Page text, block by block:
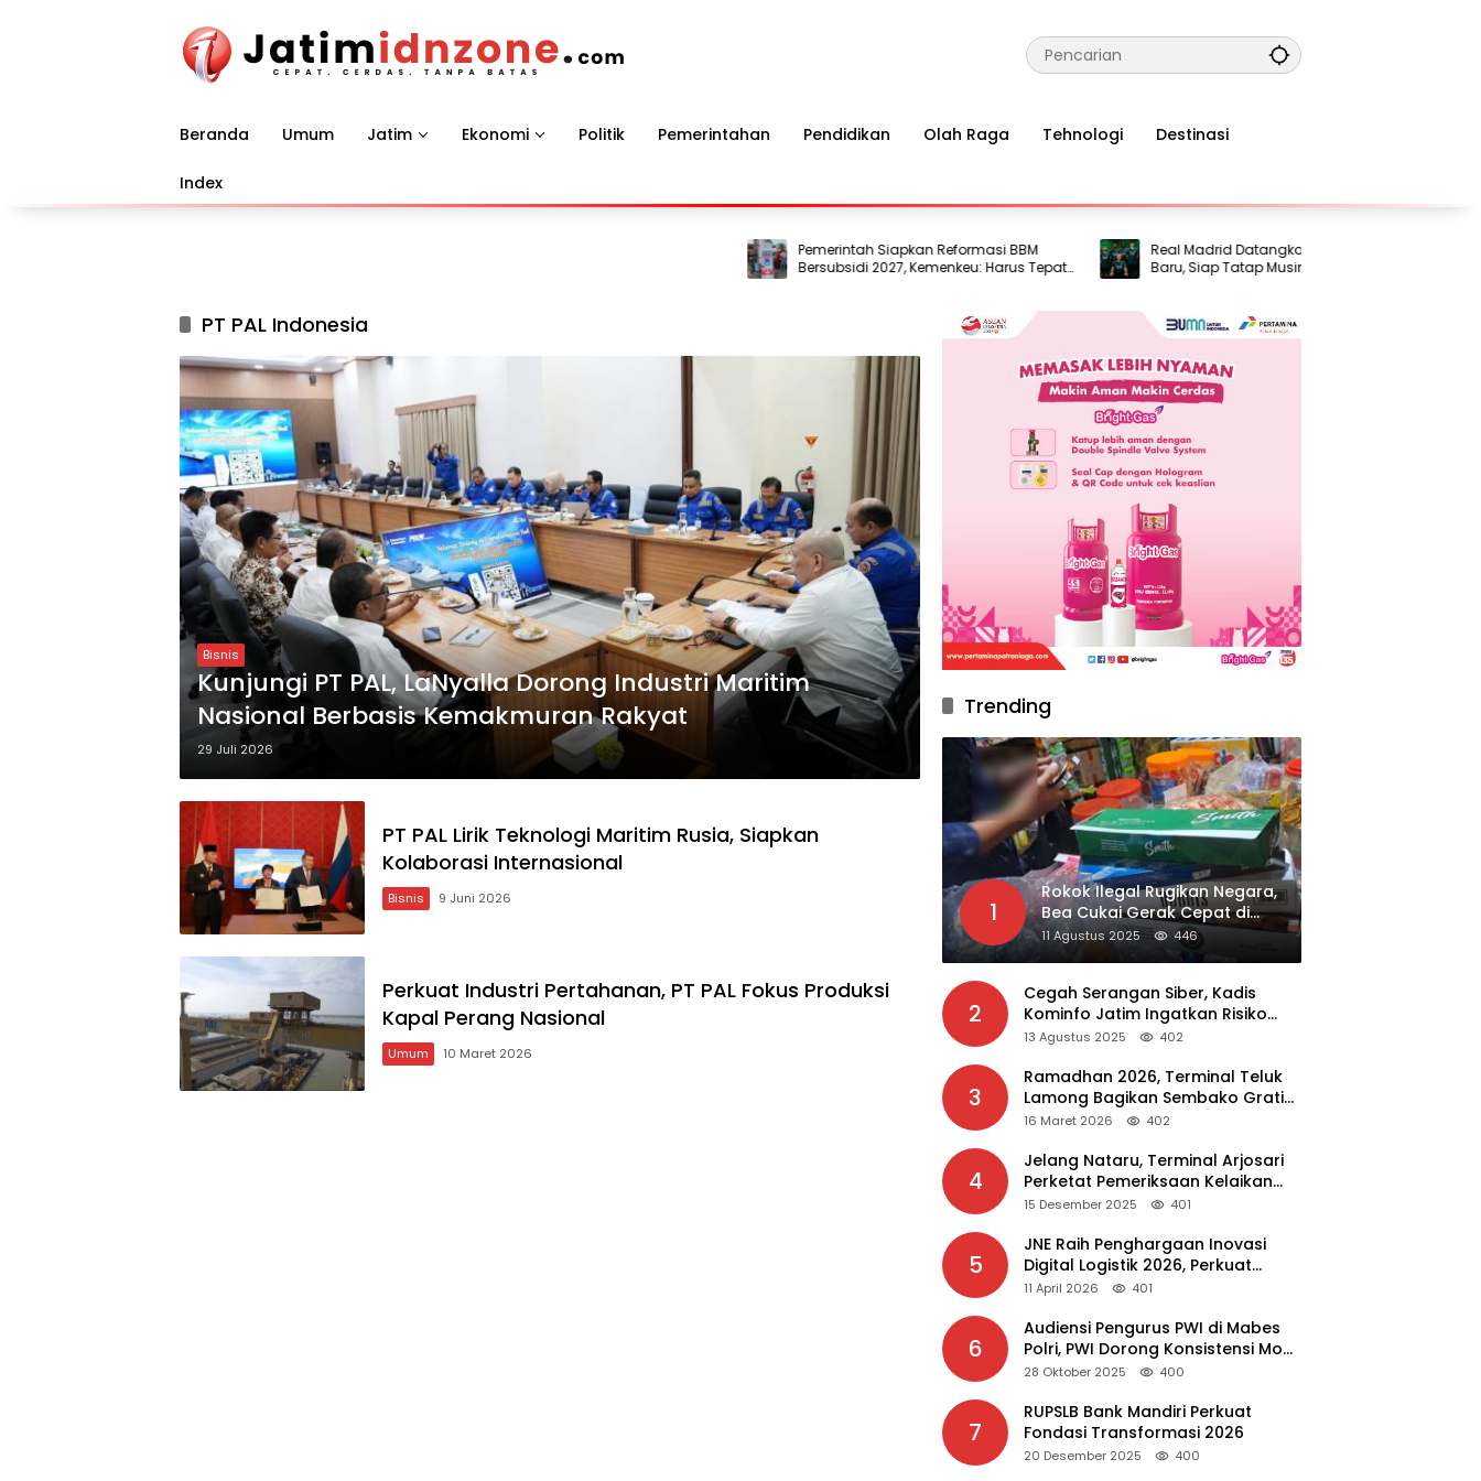
Beranda Umum Jatim Ekonomi Politik Pemerintahan Pendidikan Olah Raga Tehnologi Destinasi
Index
Pemerintah Siapkan Reformasi BBM
Bersubsidi 2027, Kemenkeu: Harus Tepat
Sasaran
Real Madrid Datangkan Enam Pemain
Baru, Siap Tatap Musim 2026/2027
PT PAL Indonesia
Bisnis
Kunjungi PT PAL, LaNyalla Dorong Industri Maritim
Nasional Berbasis Kemakmuran Rakyat
29 Juli 2026
PT PAL Lirik Teknologi Maritim Rusia, Siapkan
Kolaborasi Internasional
Bisnis 9 Juni 2026
Perkuat Industri Pertahanan, PT PAL Fokus Produksi
Kapal Perang Nasional
Umum 10 Maret 2026
Trending
1
Rokok Ilegal Rugikan Negara,
Bea Cukai Gerak Cepat di
Giripurno
11 Agustus 2025 446
2
Cegah Serangan Siber, Kadis
Kominfo Jatim Ingatkan Risiko
Malware dari Aplikasi Bajakan
13 Agustus 2025 402
3
Ramadhan 2026, Terminal Teluk
Lamong Bagikan Sembako Gratis
dan Takjil untuk Masyarakat
16 Maret 2026 402
4
Jelang Nataru, Terminal Arjosari
Perketat Pemeriksaan Kelaikan
Bus
15 Desember 2025 401
5
JNE Raih Penghargaan Inovasi
Digital Logistik 2026, Perkuat
Transformasi Layanan
11 April 2026 401
6
Audiensi Pengurus PWI di Mabes
Polri, PWI Dorong Konsistensi MoU
Dewan Pers – Polri
28 Oktober 2025 400
7
RUPSLB Bank Mandiri Perkuat
Fondasi Transformasi 2026
20 Desember 2025 400